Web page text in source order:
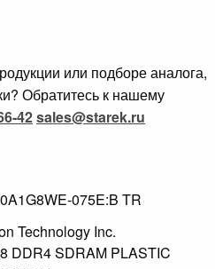
или подборе аналога,
Обратитесь к нашему
42sales@starek.ru
075E:B TR
Technology Inc.
DDR4 SDRAM PLASTIC